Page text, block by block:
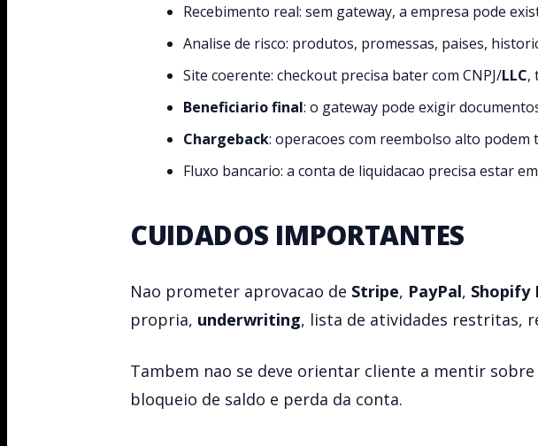
Recebimento real: sem gateway, a empresa pode
Analise de risco: produtos, promessas, paises,
Site coerente: checkout precisa bater com CNPJ/LLC,
Beneficiario final: o gateway pode exigir
Chargeback: operacoes com reembolso alto
Fluxo bancario: a conta de liquidacao precisa estar
CUIDADOS IMPORTANTES
Nao prometer aprovacao de Stripe, PayPal, Shopify
propria, underwriting, lista de atividades restritas,
Tambem nao se deve orientar cliente a mentir
bloqueio de saldo e perda da conta.